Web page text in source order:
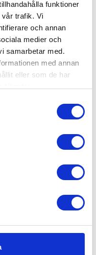
funktioner
trafik. Vi
och annan
medier och
samarbetar med.
med annan
eller som de har